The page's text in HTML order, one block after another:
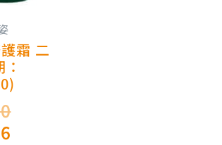
霜 二